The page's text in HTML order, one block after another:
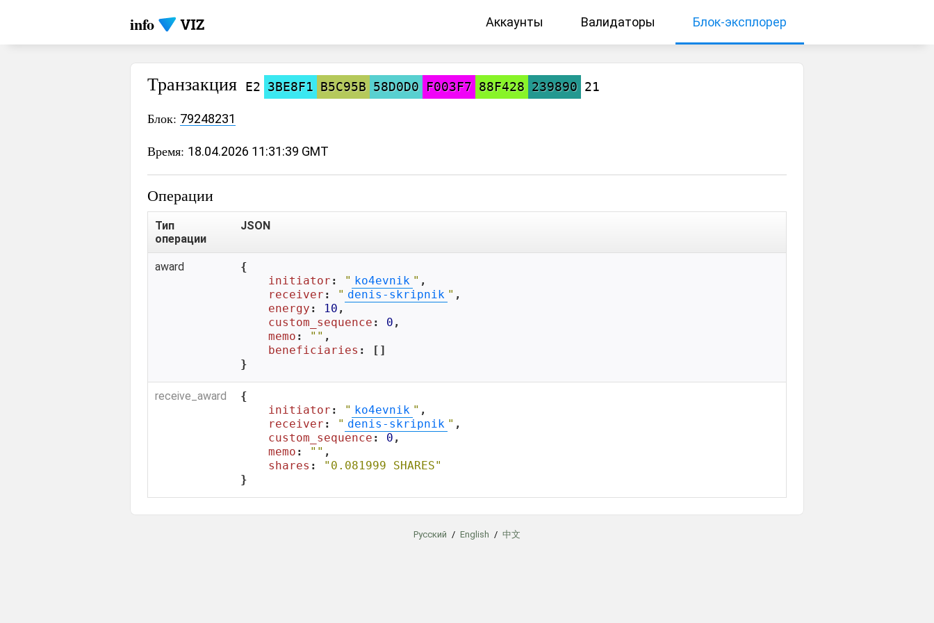
info Аккаунты Валидаторы Блок-эксплорер
Транзакция E2 3BE8F1 B5C95B 58D0D0 F003F7 88F428 239890 21
Блок: 79248231
Время: 18.04.2026 11:31:39 GMT
Операции
Тип
операции
JSON
award
{
initiator : " ko4evnik " ,
receiver : " denis-skripnik " ,
energy : 10 ,
custom_sequence : 0 ,
memo : "" ,
beneficiaries : []
}
receive_award
{
initiator : " ko4evnik " ,
receiver : " denis-skripnik " ,
custom_sequence : 0 ,
memo : "" ,
shares :
"0.081999 SHARES"
}
Русский / English / 中文